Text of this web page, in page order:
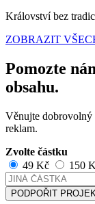
Království bez
ZOBRAZIT
Pomozte
obsahu.
Věnujte dobrovolný
reklam.
Zvolte částku
49 Kč
150
PODPOŘIT